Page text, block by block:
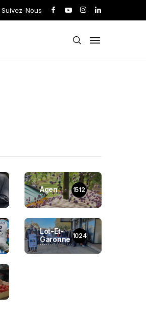
Suivez-Nous
Agen 1512
Lot-Et-
Garonne 1024